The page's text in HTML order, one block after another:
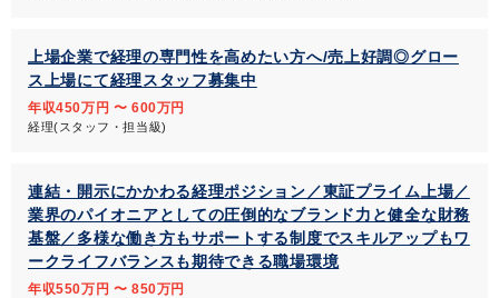
上場企業で経理の専門性を高めたい方へ/売上好調◎グロー
ス上場にて経理スタッフ募集中
年収450万円 〜 600万円
経理(スタッフ・担当級)
連結・開示にかかわる経理ポジション／東証プライム上場／
業界のパイオニアとしての圧倒的なブランド力と健全な財務
基盤／多様な働き方もサポートする制度でスキルアップもワ
ークライフバランスも期待できる職場環境
年収550万円 〜 850万円